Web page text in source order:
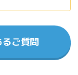
ご質問